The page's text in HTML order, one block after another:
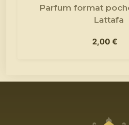
Parfum format
Lattafa
2,00€